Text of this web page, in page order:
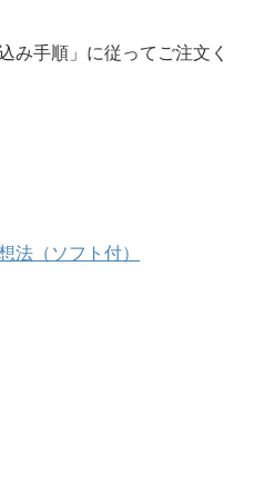
み手順」に従ってご注文く
法（ソフト付）